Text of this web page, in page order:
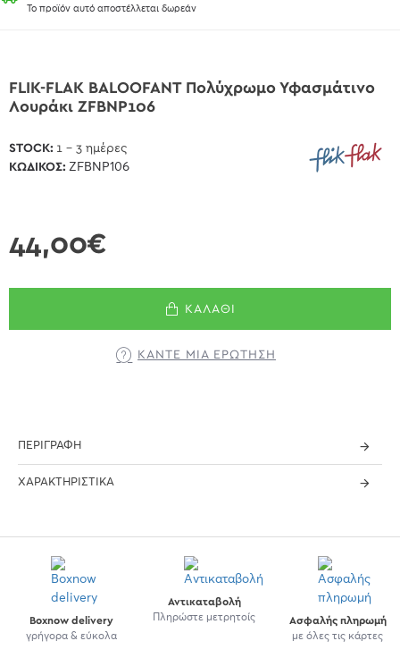
Το προϊόν αυτό αποστέλλεται δωρεάν
FLIK-FLAK BALOOFANT Πολύχρωμο Υφασμάτινο
Λουράκι ZFBNP106
44,00€
STOCK: 1 - 3 ημέρες
ΚΩΔΙΚΌΣ: ZFBNP106
ΚΑΛΆΘΙ
ΚΆΝΤΕ ΜΊΑ ΕΡΏΤΗΣΗ
ΠΕΡΙΓΡΑΦΉ
ΧΑΡΑΚΤΗΡΙΣΤΙΚΆ
Boxnow delivery
γρήγορα & εύκολα
Αντικαταβολή
Πληρώστε μετρητοίς
Ασφαλής πληρωμή
με όλες τις κάρτες